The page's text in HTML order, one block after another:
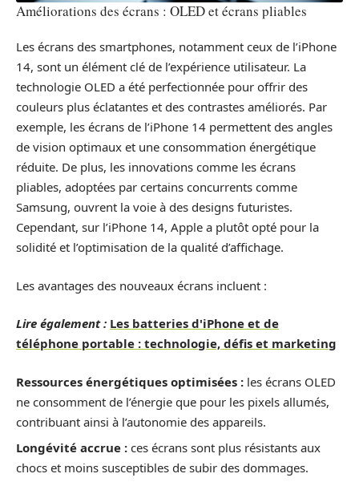
Améliorations des écrans : OLED et écrans pliables
Les écrans des smartphones, notamment ceux de l’iPhone
14, sont un élément clé de l’expérience utilisateur. La
technologie OLED a été perfectionnée pour offrir des
couleurs plus éclatantes et des contrastes améliorés. Par
exemple, les écrans de l’iPhone 14 permettent des angles
de vision optimaux et une consommation énergétique
réduite. De plus, les innovations comme les écrans
pliables, adoptées par certains concurrents comme
Samsung, ouvrent la voie à des designs futuristes.
Cependant, sur l’iPhone 14, Apple a plutôt opté pour la
solidité et l’optimisation de la qualité d’affichage.
Les avantages des nouveaux écrans incluent :
Lire également : Les batteries d'iPhone et de
téléphone portable : technologie, défis et marketing
Ressources énergétiques optimisées : les écrans OLED
ne consomment de l’énergie que pour les pixels allumés,
contribuant ainsi à l’autonomie des appareils.
Longévité accrue : ces écrans sont plus résistants aux
chocs et moins susceptibles de subir des dommages.